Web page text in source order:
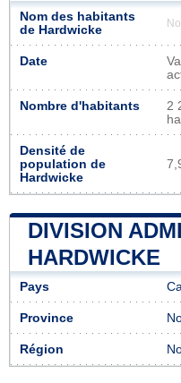
Nom des habitants
de Hardwicke
Date
Nombre d'habitants
2
Densité de
population de
Hardwicke
DIVISION
HARDWICKE
Pays
Province
Région